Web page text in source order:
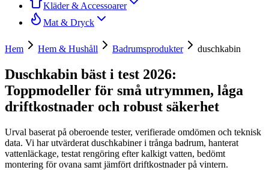
Kläder & Accessoarer
Mat & Dryck
Hem Hem & Hushåll Badrumsprodukter duschkabin
Duschkabin bäst i test 2026:
Toppmodeller för små utrymmen, låga
driftkostnader och robust säkerhet
Urval baserat på oberoende tester, verifierade omdömen och teknisk
data. Vi har utvärderat duschkabiner i trånga badrum, hanterat
vattenläckage, testat rengöring efter kalkigt vatten, bedömt
montering för ovana samt jämfört driftkostnader på vintern.